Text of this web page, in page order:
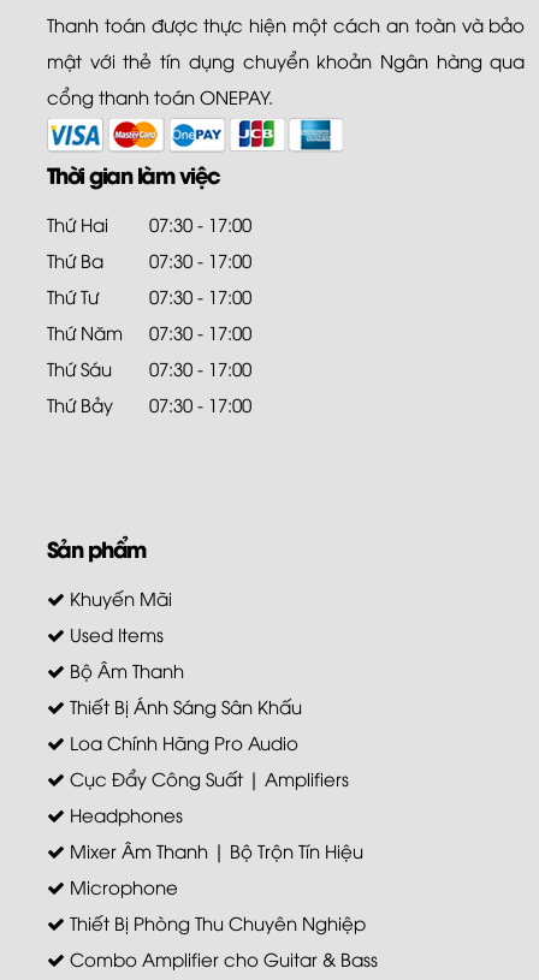
Thanh toán được thực hiện một cách an toàn và bảo
mật với thẻ tín dụng chuyển khoản Ngân hàng qua
cổng thanh toán ONEPAY.
Thời gian làm việc
Thứ Hai
07:30 - 17:00
Thứ Ba
07:30 - 17:00
Thứ Tư
07:30 - 17:00
Thứ Năm
07:30 - 17:00
Thứ Sáu
07:30 - 17:00
Thứ Bảy
07:30 - 17:00
Sản phẩm
Khuyến Mãi
Used Items
Bộ Âm Thanh
Thiết Bị Ánh Sáng Sân Khấu
Loa Chính Hãng Pro Audio
Cục Đẩy Công Suất | Amplifiers
Headphones
Mixer Âm Thanh | Bộ Trộn Tín Hiệu
Microphone
Thiết Bị Phòng Thu Chuyên Nghiệp
Combo Amplifier cho Guitar & Bass